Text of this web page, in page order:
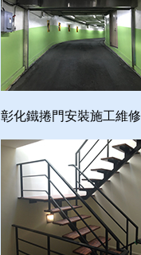
彰化鐵捲門安裝施工維修